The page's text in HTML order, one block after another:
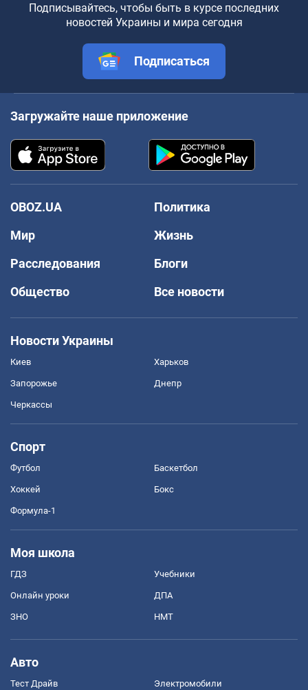
Подписывайтесь, чтобы быть в курсе последних
новостей Украины и мира сегодня
Подписаться
Загружайте наше приложение
OBOZ.UA
Политика
Мир
Жизнь
Расследования
Блоги
Общество
Все новости
Новости Украины
Киев Харьков
Запорожье Днепр
Черкассы
Спорт
Футбол Баскетбол
Хоккей Бокс
Формула-1
Моя школа
ГДЗ Учебники
Онлайн уроки ДПА
ЗНО НМТ
Авто
Тест Драйв Электромобили